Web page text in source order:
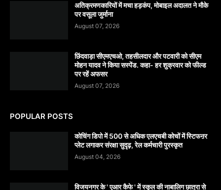
अतिक्रमणकारियों में मचा हड़कंप, मोबाइल अदालत ने मौके
पर वसूला जुर्माना
August 07, 2026
छिंदवाड़ा सीएमएचओ, तहसीलदार और पटवारी को सीएम
मोहन यादव ने किया सस्पेंड. कहा- हर शुक्रवार को फील्ड
पर रहें अफसर
August 07, 2026
POPULAR POSTS
कोचिंग डिपो में 500 से अधिक एलएचबी कोचों में स्टिफऩर
प्लेट लगाकर संरक्षा सुदृढ़, रेल कर्मचारी पुरस्कृत
August 04, 2026
विजयनगर के ' एआर कैफे ' में स्कूल की नाबालिग छात्रा से